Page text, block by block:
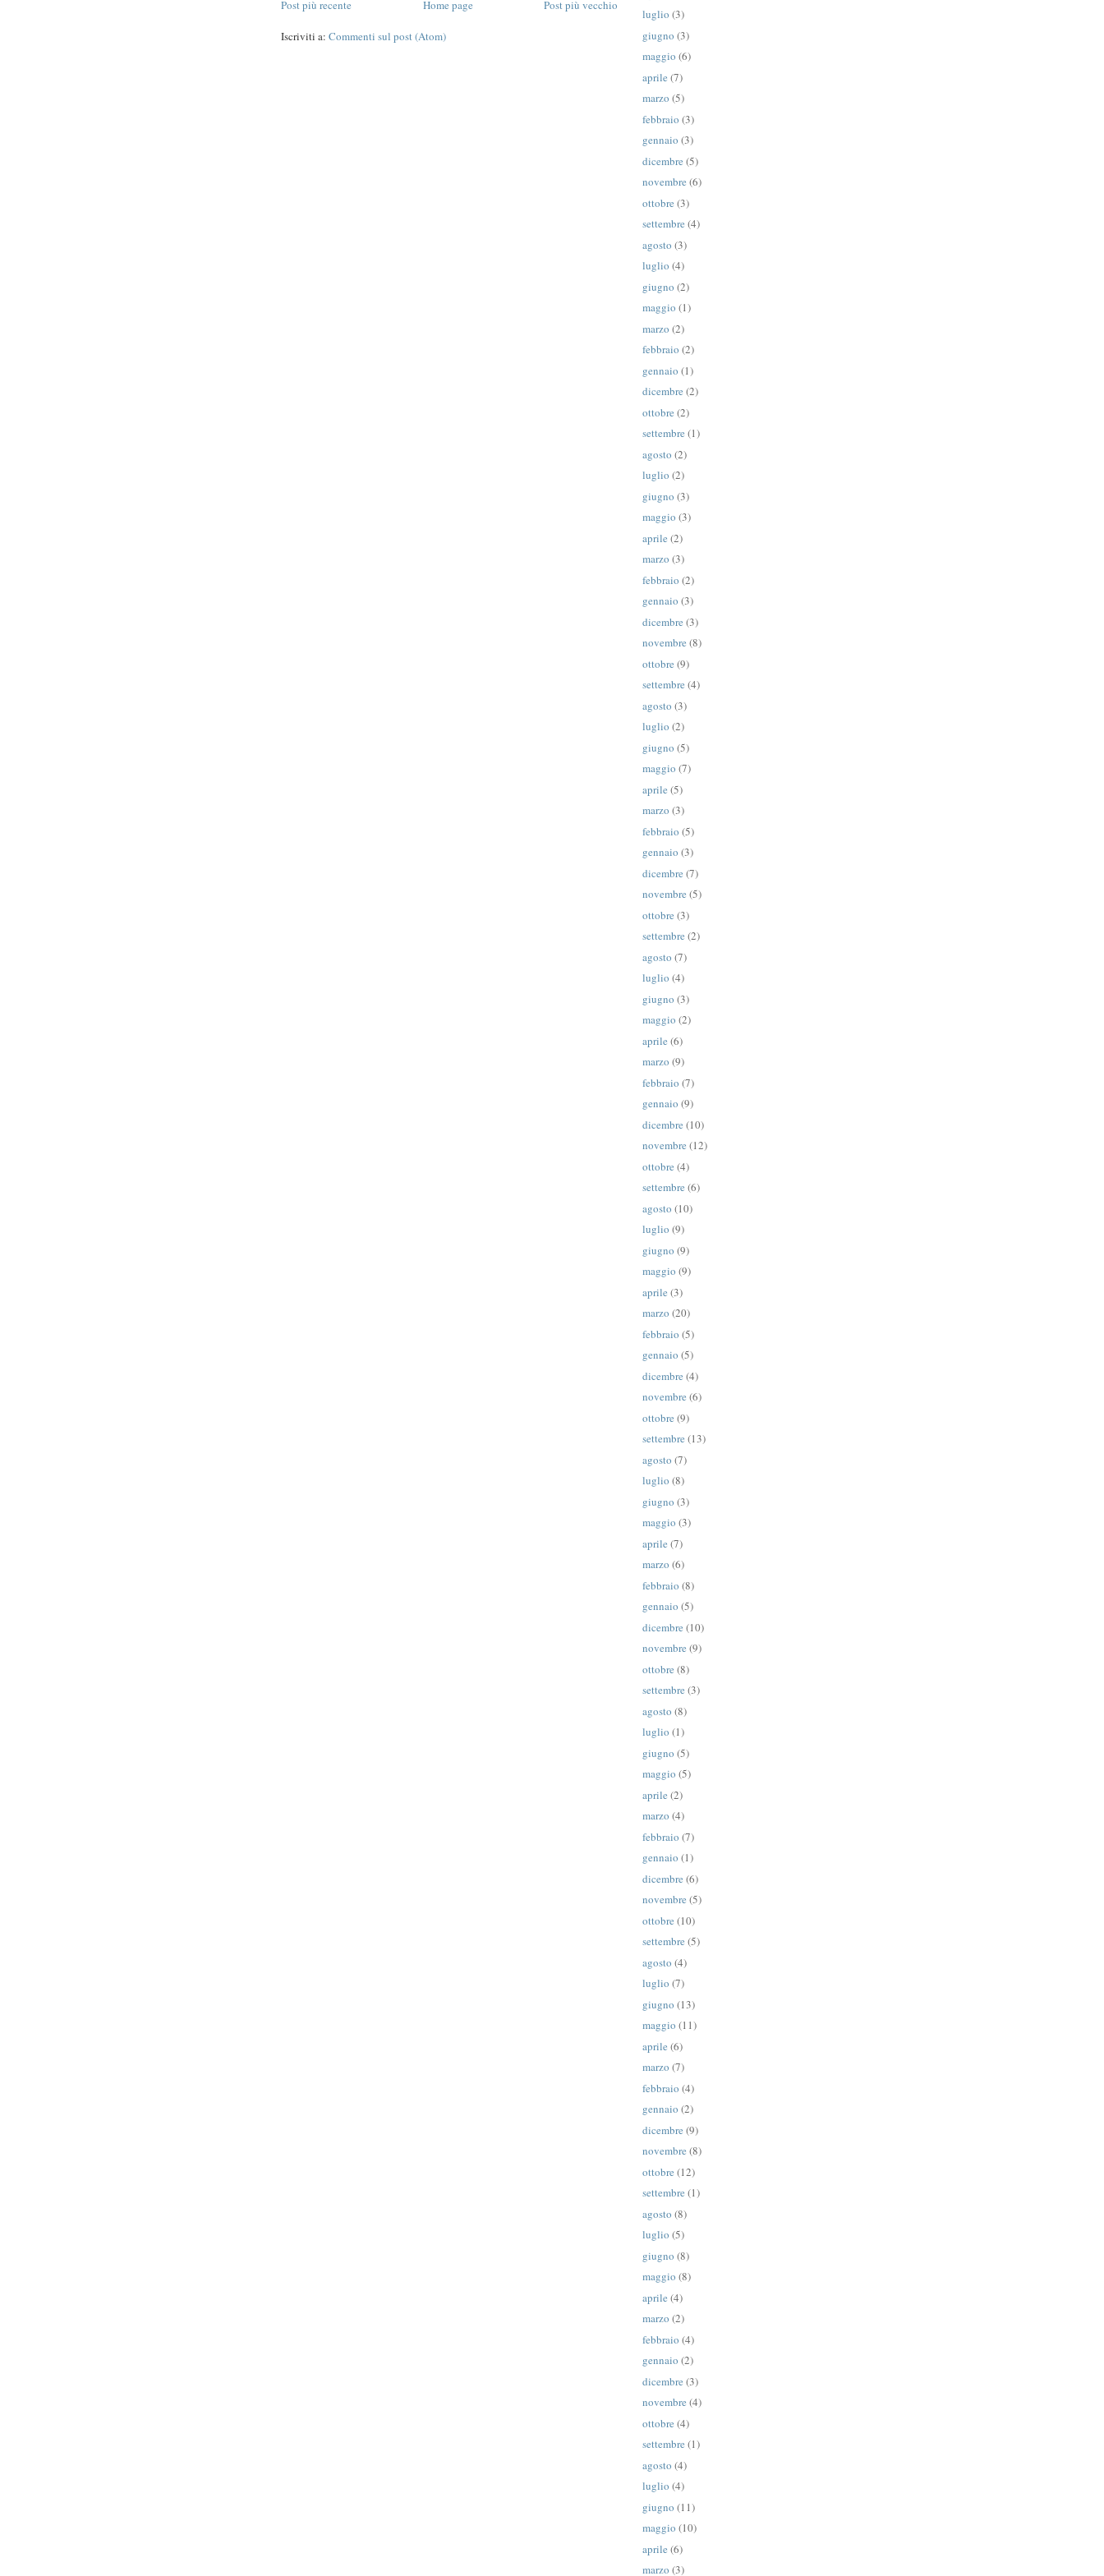
Post più recente
Post più vecchio
Home page
Iscriviti a: Commenti sul post (Atom)
luglio (3)
giugno (3)
maggio (6)
aprile (7)
marzo (5)
febbraio (3)
gennaio (3)
dicembre (5)
novembre (6)
ottobre (3)
settembre (4)
agosto (3)
luglio (4)
giugno (2)
maggio (1)
marzo (2)
febbraio (2)
gennaio (1)
dicembre (2)
ottobre (2)
settembre (1)
agosto (2)
luglio (2)
giugno (3)
maggio (3)
aprile (2)
marzo (3)
febbraio (2)
gennaio (3)
dicembre (3)
novembre (8)
ottobre (9)
settembre (4)
agosto (3)
luglio (2)
giugno (5)
maggio (7)
aprile (5)
marzo (3)
febbraio (5)
gennaio (3)
dicembre (7)
novembre (5)
ottobre (3)
settembre (2)
agosto (7)
luglio (4)
giugno (3)
maggio (2)
aprile (6)
marzo (9)
febbraio (7)
gennaio (9)
dicembre (10)
novembre (12)
ottobre (4)
settembre (6)
agosto (10)
luglio (9)
giugno (9)
maggio (9)
aprile (3)
marzo (20)
febbraio (5)
gennaio (5)
dicembre (4)
novembre (6)
ottobre (9)
settembre (13)
agosto (7)
luglio (8)
giugno (3)
maggio (3)
aprile (7)
marzo (6)
febbraio (8)
gennaio (5)
dicembre (10)
novembre (9)
ottobre (8)
settembre (3)
agosto (8)
luglio (1)
giugno (5)
maggio (5)
aprile (2)
marzo (4)
febbraio (7)
gennaio (1)
dicembre (6)
novembre (5)
ottobre (10)
settembre (5)
agosto (4)
luglio (7)
giugno (13)
maggio (11)
aprile (6)
marzo (7)
febbraio (4)
gennaio (2)
dicembre (9)
novembre (8)
ottobre (12)
settembre (1)
agosto (8)
luglio (5)
giugno (8)
maggio (8)
aprile (4)
marzo (2)
febbraio (4)
gennaio (2)
dicembre (3)
novembre (4)
ottobre (4)
settembre (1)
agosto (4)
luglio (4)
giugno (11)
maggio (10)
aprile (6)
marzo (3)